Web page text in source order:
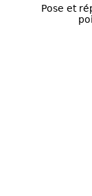
Pose et